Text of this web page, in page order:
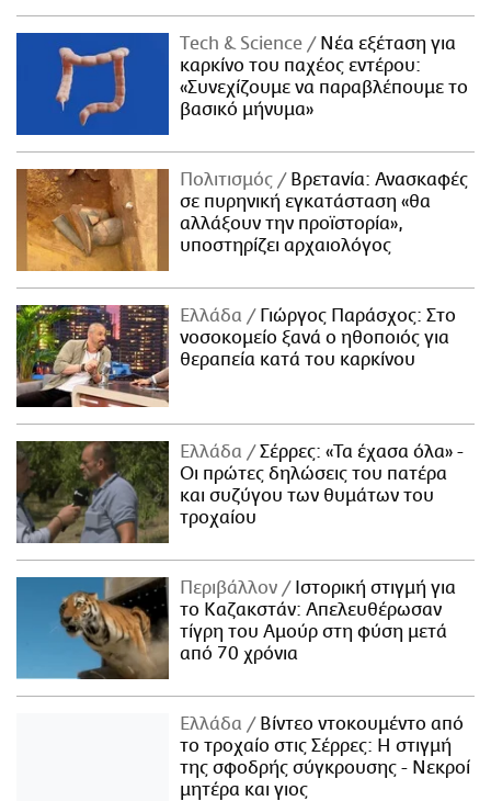
Τech & Science
Νέα εξέταση για
καρκίνο του παχέος εντέρου:
«Συνεχίζουμε να παραβλέπουμε το
βασικό μήνυμα»
Πολιτισμός
Βρετανία: Ανασκαφές
σε πυρηνική εγκατάσταση «θα
αλλάξουν την προϊστορία»,
υποστηρίζει αρχαιολόγος
Ελλάδα
Γιώργος Παράσχος: Στο
νοσοκομείο ξανά ο ηθοποιός για
θεραπεία κατά του καρκίνου
Ελλάδα
Σέρρες: «Τα έχασα όλα» -
Οι πρώτες δηλώσεις του πατέρα
και συζύγου των θυμάτων του
τροχαίου
Περιβάλλον
Ιστορική στιγμή για
το Καζακστάν: Απελευθέρωσαν
τίγρη του Αμούρ στη φύση μετά
από 70 χρόνια
Ελλάδα
Βίντεο ντοκουμέντο από
το τροχαίο στις Σέρρες: Η στιγμή
της σφοδρής σύγκρουσης - Νεκροί
μητέρα και γιος